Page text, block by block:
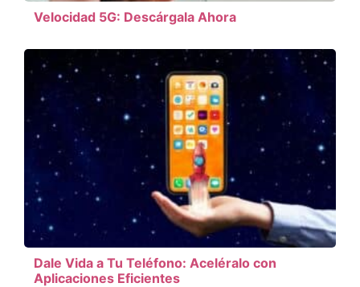
Velocidad 5G: Descárgala Ahora
Dale Vida a Tu Teléfono: Aceléralo con
Aplicaciones Eficientes